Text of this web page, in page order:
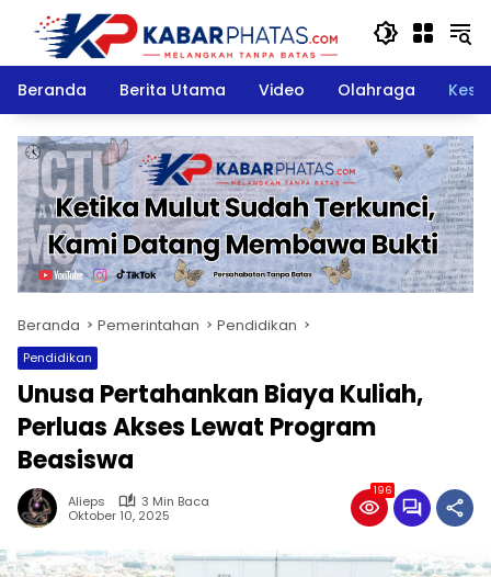
Langsung
konten
Beranda
Berita Utama Video Olahraga
Beranda Pemerintahan Pendidikan
Pendidikan
Unusa Pertahankan Biaya Kuliah,
Perluas Akses Lewat Program
Beasiswa
Alieps
3 Min Baca
Oktober 10, 2025
196